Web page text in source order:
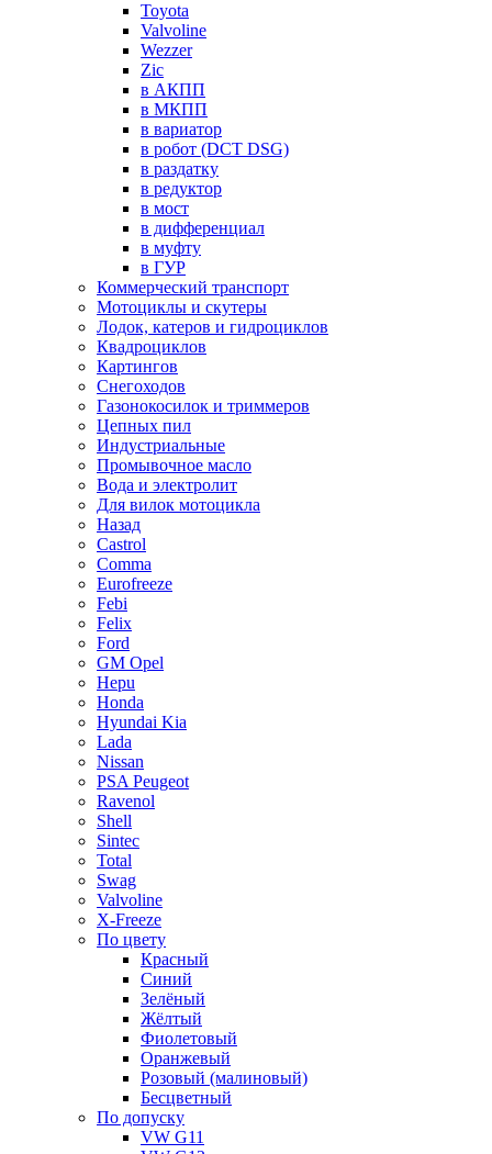
Toyota
Valvoline
Wezzer
Zic
в АКПП
в МКПП
в вариатор
в робот (DCT DSG)
в раздатку
в редуктор
в мост
в дифференциал
в муфту
в ГУР
Коммерческий транспорт
Мотоциклы и скутеры
Лодок, катеров и гидроциклов
Квадроциклов
Картингов
Снегоходов
Газонокосилок и триммеров
Цепных пил
Индустриальные
Промывочное масло
Вода и электролит
Для вилок мотоцикла
Назад
Castrol
Comma
Eurofreeze
Febi
Felix
Ford
GM Opel
Hepu
Honda
Hyundai Kia
Lada
Nissan
PSA Peugeot
Ravenol
Shell
Sintec
Total
Swag
Valvoline
X-Freeze
По цвету
Красный
Синий
Зелёный
Жёлтый
Фиолетовый
Оранжевый
Розовый (малиновый)
Бесцветный
По допуску
VW G11